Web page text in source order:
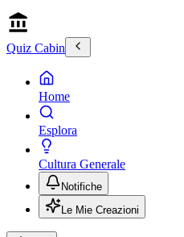
Quiz Cabin
Home
Esplora
Cultura Generale
Notifiche
Le Mie Creazioni